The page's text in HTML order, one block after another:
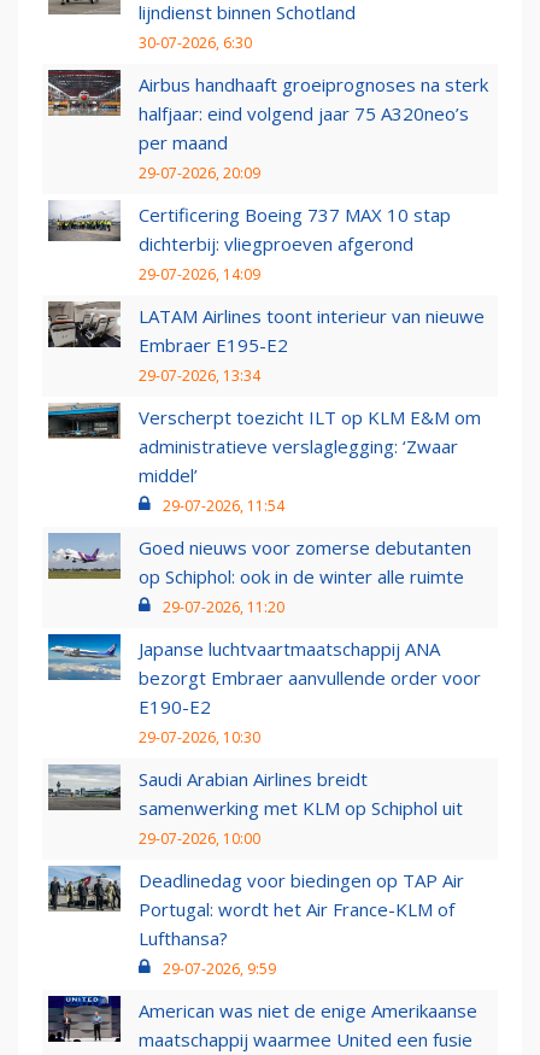
lijndienst binnen Schotland
30-07-2026, 6:30
Airbus handhaaft groeiprognoses na sterk
halfjaar: eind volgend jaar 75 A320neo’s
per maand
29-07-2026, 20:09
Certificering Boeing 737 MAX 10 stap
dichterbij: vliegproeven afgerond
29-07-2026, 14:09
LATAM Airlines toont interieur van nieuwe
Embraer E195-E2
29-07-2026, 13:34
Verscherpt toezicht ILT op KLM E&M om
administratieve verslaglegging: ‘Zwaar
middel’
29-07-2026, 11:54
Goed nieuws voor zomerse debutanten
op Schiphol: ook in de winter alle ruimte
29-07-2026, 11:20
Japanse luchtvaartmaatschappij ANA
bezorgt Embraer aanvullende order voor
E190-E2
29-07-2026, 10:30
Saudi Arabian Airlines breidt
samenwerking met KLM op Schiphol uit
29-07-2026, 10:00
Deadlinedag voor biedingen op TAP Air
Portugal: wordt het Air France-KLM of
Lufthansa?
29-07-2026, 9:59
American was niet de enige Amerikaanse
maatschappij waarmee United een fusie